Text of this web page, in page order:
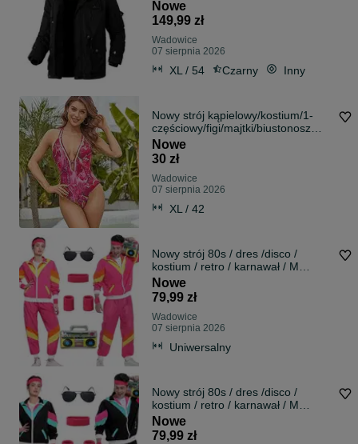
!A122!
Nowe
149,99 zł
Wadowice
07 sierpnia 2026
XL / 54 Czarny Inny
Nowy strój kąpielowy/kostium/1-
częściowy/figi/majtki/biustonosz
!2917!
Nowe
30 zł
Wadowice
07 sierpnia 2026
XL / 42
Nowy strój 80s / dres /disco /
kostium / retro / karnawał / M
/!A2641!
Nowe
79,99 zł
Wadowice
07 sierpnia 2026
Uniwersalny
Nowy strój 80s / dres /disco /
kostium / retro / karnawał / M
/!A2639!
Nowe
79,99 zł